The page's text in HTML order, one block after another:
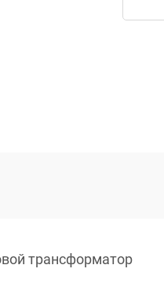
трансформатор